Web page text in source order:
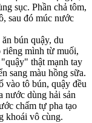
sục. Phần chả tôm,
sau đó múc nước
bún quậy, du
riêng mình từ muối,
thật mạnh tay
sang màu hồng sữa.
vào tô bún, quậy đều
nước dùng hải sản
chấm tự pha tạo
khoái vô cùng.